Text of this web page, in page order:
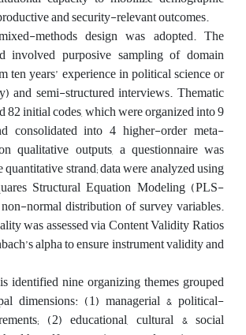
and security-relevant outcomes.
methods design was adopted. The
involved purposive sampling of domain
ten years’ experience in political science or
and semi-structured interviews. Thematic
82 initial codes, which were organized into 9
consolidated into 4 higher-order meta-
qualitative outputs, a questionnaire was
strand; data were analyzed using
Structural Equation Modeling (PLS-
normal distribution of survey variables.
was assessed via Content Validity Ratios
alpha to ensure instrument validity and
identified nine organizing themes grouped
dimensions: (1) managerial & political-
(2) educational, cultural & social